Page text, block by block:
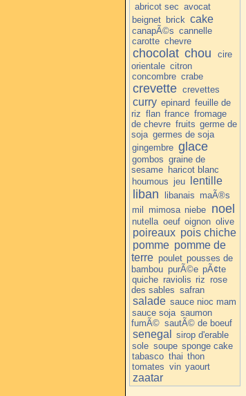
abricot sec avocat
beignet brick cake
canapÃ©s cannelle
carotte chevre
chocolat chou
cire
orientale citron
concombre crabe
crevette crevettes
curry epinard feuille de
riz flan france fromage
de chevre fruits germe de
soja germes de soja
gingembre glace
gombos graine de
sesame haricot blanc
houmous jeu lentille
liban libanais maÃ®s
mil mimosa niebe noel
nutella oeuf oignon olive
poireaux pois chiche
pomme pomme de
terre poulet pousses de
bambou purÃ©e pÃ¢te
quiche raviolis riz rose
des sables safran
salade sauce nioc mam
sauce soja saumon
fumÃ© sautÃ© de boeuf
senegal
sirop d'erable
sole soupe sponge cake
tabasco thai thon
tomates vin yaourt
zaatar